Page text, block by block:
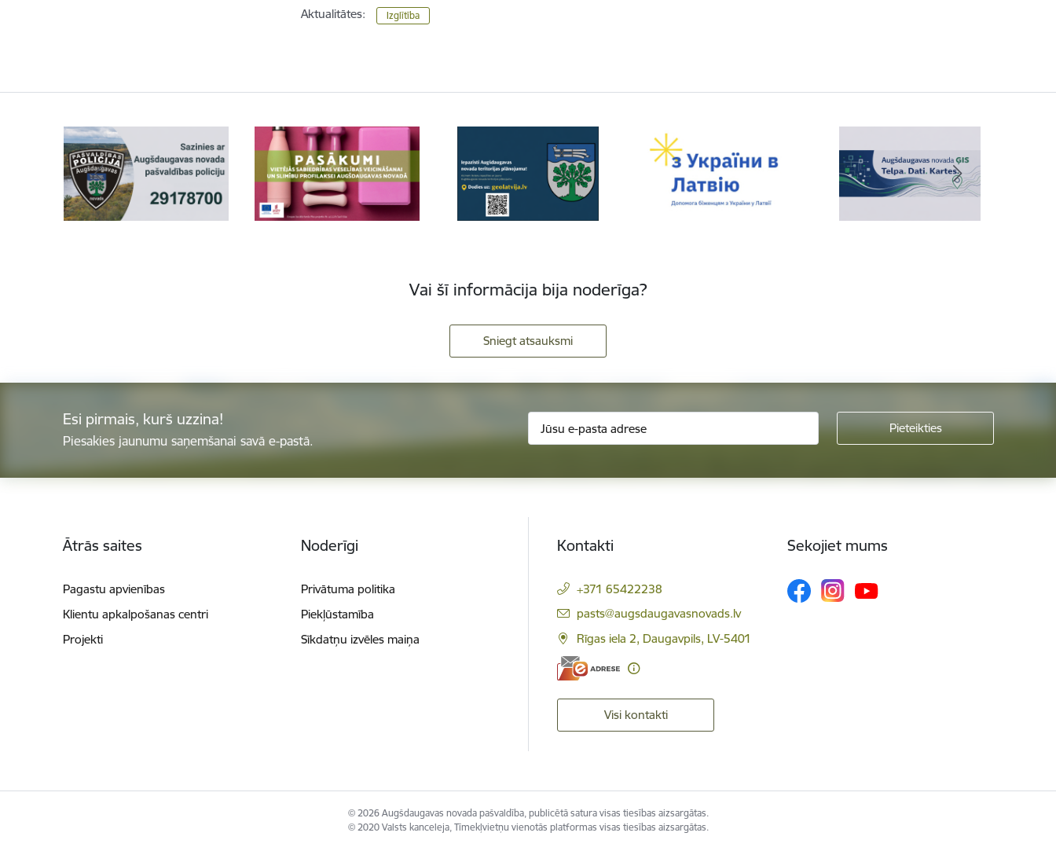
Aktualitātes: Izglītība
Vai šī informācija bija noderīga?
Sniegt atsauksmi
Esi pirmais, kurš uzzina!
Piesakies jaunumu saņemšanai savā e-pastā.
Ātrās saites
Pagastu apvienības
Klientu apkalpošanas centri
Projekti
Noderīgi
Privātuma politika
Piekļūstamība
Sīkdatņu izvēles maiņa
Kontakti
+371 65422238
E-pasts:
pasts@augsdaugavasnovads.lv
Rīgas iela 2, Daugavpils, LV-5401
Visi kontakti
Sekojiet mums
© 2026 Augšdaugavas novada pašvaldība, publicētā satura visas tiesības aizsargātas.
© 2020 Valsts kanceleja, Tīmekļvietņu vienotās platformas visas tiesības aizsargātas.